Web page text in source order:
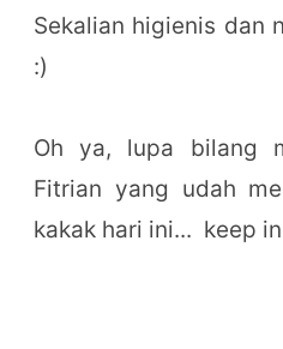
Sekalian higienis dan
:)
Oh ya, lupa bilang
Fitrian yang udah
kakak hari ini... keep